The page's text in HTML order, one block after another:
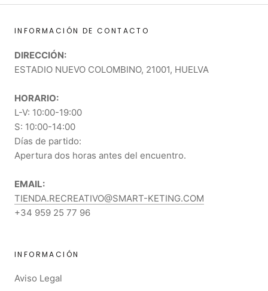
INFORMACIÓN DE CONTACTO
DIRECCIÓN:
ESTADIO NUEVO COLOMBINO, 21001, HUELVA
HORARIO:
L-V: 10:00-19:00
S: 10:00-14:00
Días de partido:
Apertura dos horas antes del encuentro.
EMAIL:
TIENDA.RECREATIVO@SMART-KETING.COM
+34 959 25 77 96
INFORMACIÓN
Aviso Legal